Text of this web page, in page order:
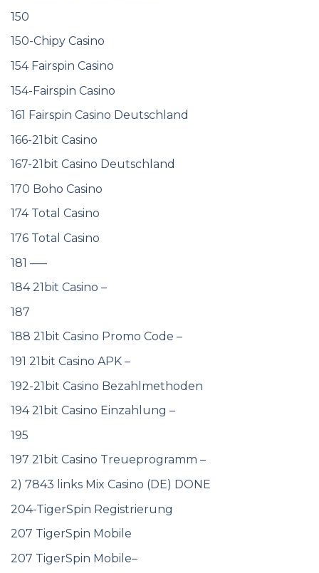
150
150-Chipy Casino
154 Fairspin Casino
154-Fairspin Casino
161 Fairspin Casino Deutschland
166-21bit Casino
167-21bit Casino Deutschland
170 Boho Casino
174 Total Casino
176 Total Casino
181 —–
184 21bit Casino –
187
188 21bit Casino Promo Code –
191 21bit Casino APK –
192-21bit Casino Bezahlmethoden
194 21bit Casino Einzahlung –
195
197 21bit Casino Treueprogramm –
2) 7843 links Mix Casino (DE) DONE
204-TigerSpin Registrierung
207 TigerSpin Mobile
207 TigerSpin Mobile–